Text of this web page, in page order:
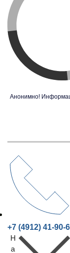
Анонимно!
+7 (4912) 41-90-
Н
а